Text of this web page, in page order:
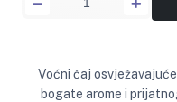
Voćni čaj
bogate arome i